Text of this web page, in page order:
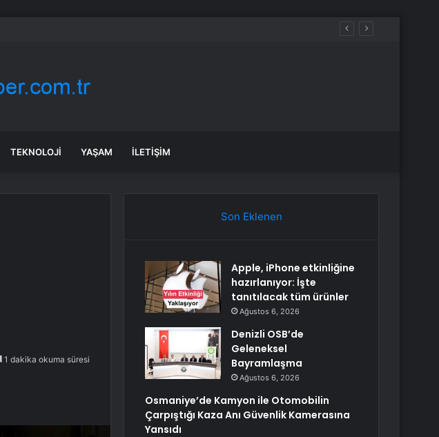
TEKNOLOJI YAŞAM İLETIŞIM
1 dakika okuma süresi
Son Eklenen
Apple, iPhone etkinliğine
hazırlanıyor: İşte
tanıtılacak tüm ürünler
Ağustos 6, 2026
Denizli OSB’de
Geleneksel
Bayramlaşma
Ağustos 6, 2026
Osmaniye’de Kamyon ile Otomobilin
Çarpıştığı Kaza Anı Güvenlik Kamerasına
Yansıdı